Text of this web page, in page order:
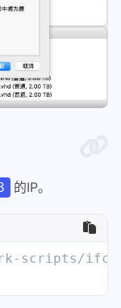
的IP。
scripts/